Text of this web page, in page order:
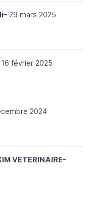
– 29 mars 2025
16 février 2025
2024
VETERINAIRE–